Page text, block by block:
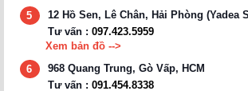
5
12 Hồ Sen, Lê Chân, Hải Phòng (Yadea
Tư vấn : 097.423.5959
Xem bản đồ -->
6
968 Quang Trung, Gò Vấp, HCM
Tư vấn : 091.454.8338